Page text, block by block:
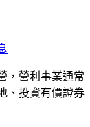
，營利事業通常
、投資有價證券